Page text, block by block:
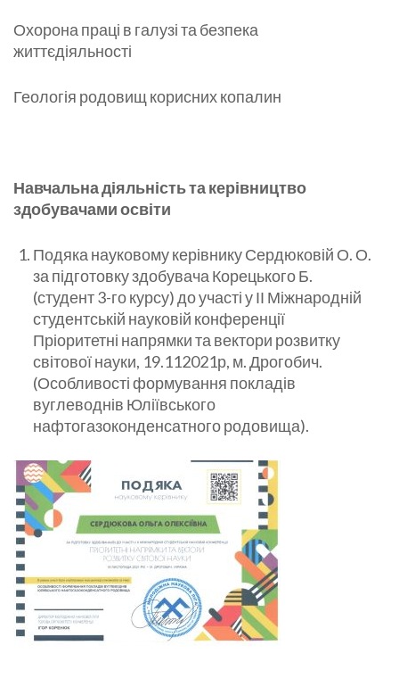
Охорона праці в галузі та безпека
життєдіяльності
Геологія родовищ корисних копалин
Навчальна діяльність та керівництво
здобувачами освіти
Подяка науковому керівнику Сердюковій О. О.
за підготовку здобувача Корецького Б.
(студент 3-го курсу) до участі у ІІ Міжнародній
студентській науковій конференції
Пріоритетні напрямки та вектори розвитку
світової науки, 19.112021р, м. Дрогобич.
(Особливості формування покладів
вуглеводнів Юліївського
нафтогазоконденсатного родовища).